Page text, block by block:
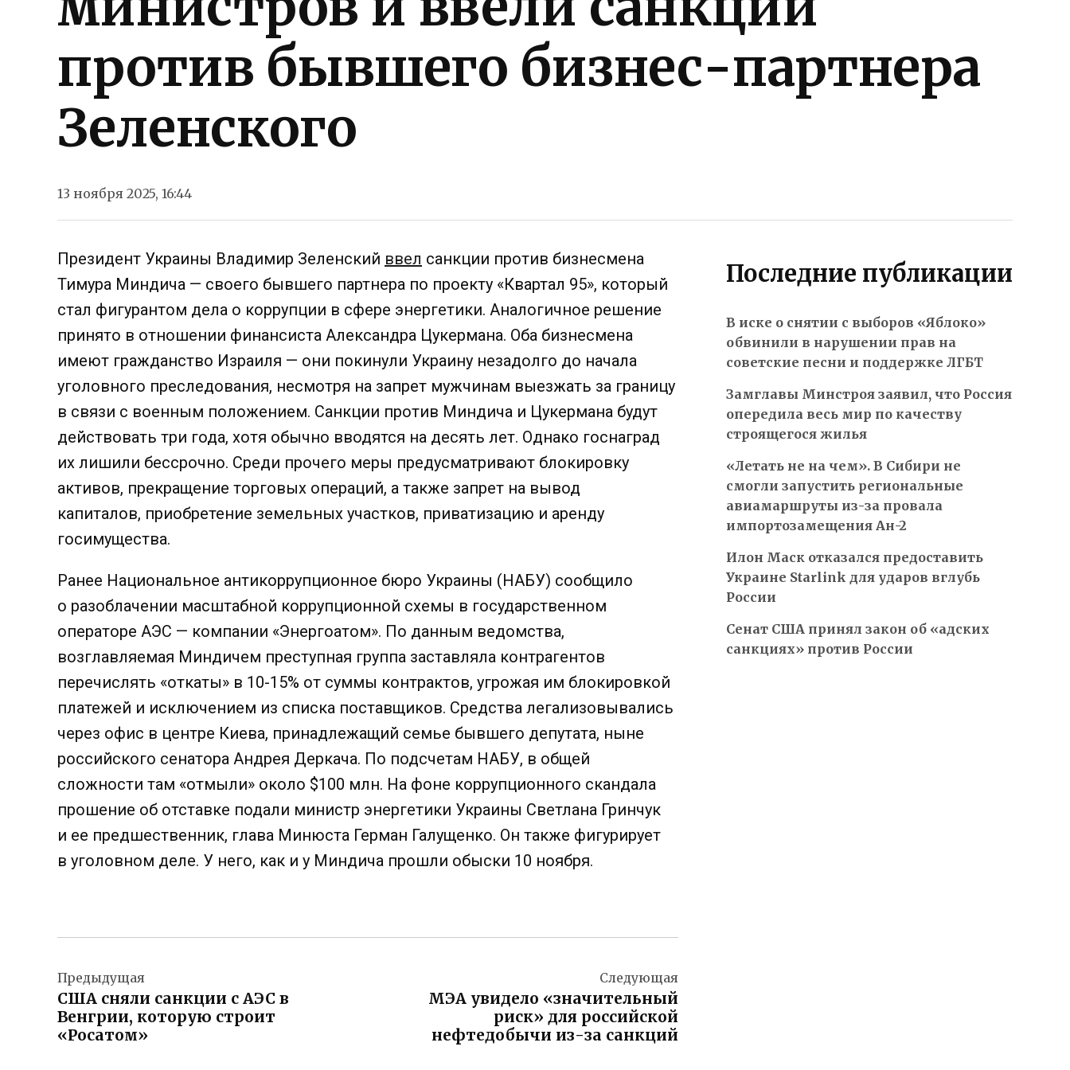
против бывшего бизнес-партнера
Зеленского
13 ноября 2025, 16:44
Президент Украины Владимир Зеленский ввел санкции против бизнесмена
Тимура Миндича — своего бывшего партнера по проекту «Квартал 95», который
стал фигурантом дела о коррупции в сфере энергетики. Аналогичное решение
принято в отношении финансиста Александра Цукермана. Оба бизнесмена
имеют гражданство Израиля — они покинули Украину незадолго до начала
уголовного преследования, несмотря на запрет мужчинам выезжать за границу
в связи с военным положением. Санкции против Миндича и Цукермана будут
действовать три года, хотя обычно вводятся на десять лет. Однако госнаград
их лишили бессрочно. Среди прочего меры предусматривают блокировку
активов, прекращение торговых операций, а также запрет на вывод
капиталов, приобретение земельных участков, приватизацию и аренду
госимущества.
Ранее Национальное антикоррупционное бюро Украины (НАБУ) сообщило
о разоблачении масштабной коррупционной схемы в государственном
операторе АЭС — компании «Энергоатом». По данным ведомства,
возглавляемая Миндичем преступная группа заставляла контрагентов
перечислять «откаты» в 10-15% от суммы контрактов, угрожая им блокировкой
платежей и исключением из списка поставщиков. Средства легализовывались
через офис в центре Киева, принадлежащий семье бывшего депутата, ныне
российского сенатора Андрея Деркача. По подсчетам НАБУ, в общей
сложности там «отмыли» около $100 млн. На фоне коррупционного скандала
прошение об отставке подали министр энергетики Украины Светлана Гринчук
и ее предшественник, глава Минюста Герман Галущенко. Он также фигурирует
в уголовном деле. У него, как и у Миндича прошли обыски 10 ноября.
по
записям
Предыдущая
США сняли санкции с АЭС в
Венгрии, которую строит
«Росатом»
Следующая
МЭА увидело «значительный
риск» для российской
нефтедобычи из-за санкций
Последние публикации
В иске о снятии с выборов «Яблоко»
обвинили в нарушении прав на
советские песни и поддержке ЛГБТ
Замглавы Минстроя заявил, что Россия
опередила весь мир по качеству
строящегося жилья
«Летать не на чем». В Сибири не
смогли запустить региональные
авиамаршруты из-за провала
импортозамещения Ан-2
Илон Маск отказался предоставить
Украине Starlink для ударов вглубь
России
Сенат США принял закон об «адских
санкциях» против России